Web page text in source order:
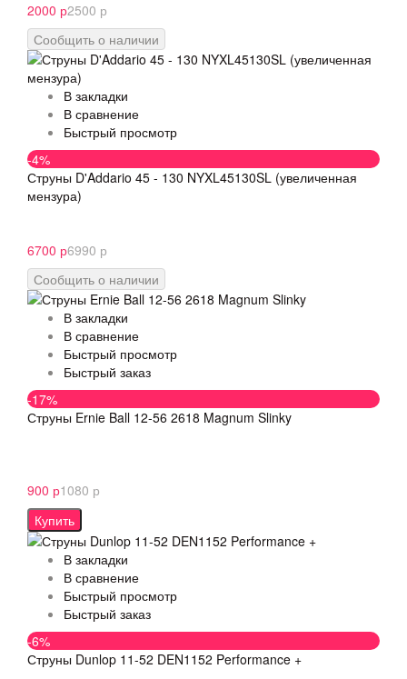
2000 р2500 р
Сообщить о наличии
В закладки
В сравнение
Быстрый просмотр
-4%
Струны D'Addario 45 - 130 NYXL45130SL (увеличенная
мензура)
6700 р6990 р
Сообщить о наличии
В закладки
В сравнение
Быстрый просмотр
Быстрый заказ
-17%
Струны Ernie Ball 12-56 2618 Magnum Slinky
900 р1080 р
Купить
В закладки
В сравнение
Быстрый просмотр
Быстрый заказ
-6%
Струны Dunlop 11-52 DEN1152 Performance +